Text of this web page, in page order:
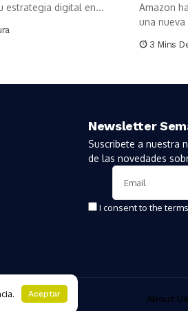
estrategia digital en...
Amazon
una nueva
3 Mins
Newsletter
Suscribete a nuestra
de las novedades
I consent to the
About Us
Aceptar